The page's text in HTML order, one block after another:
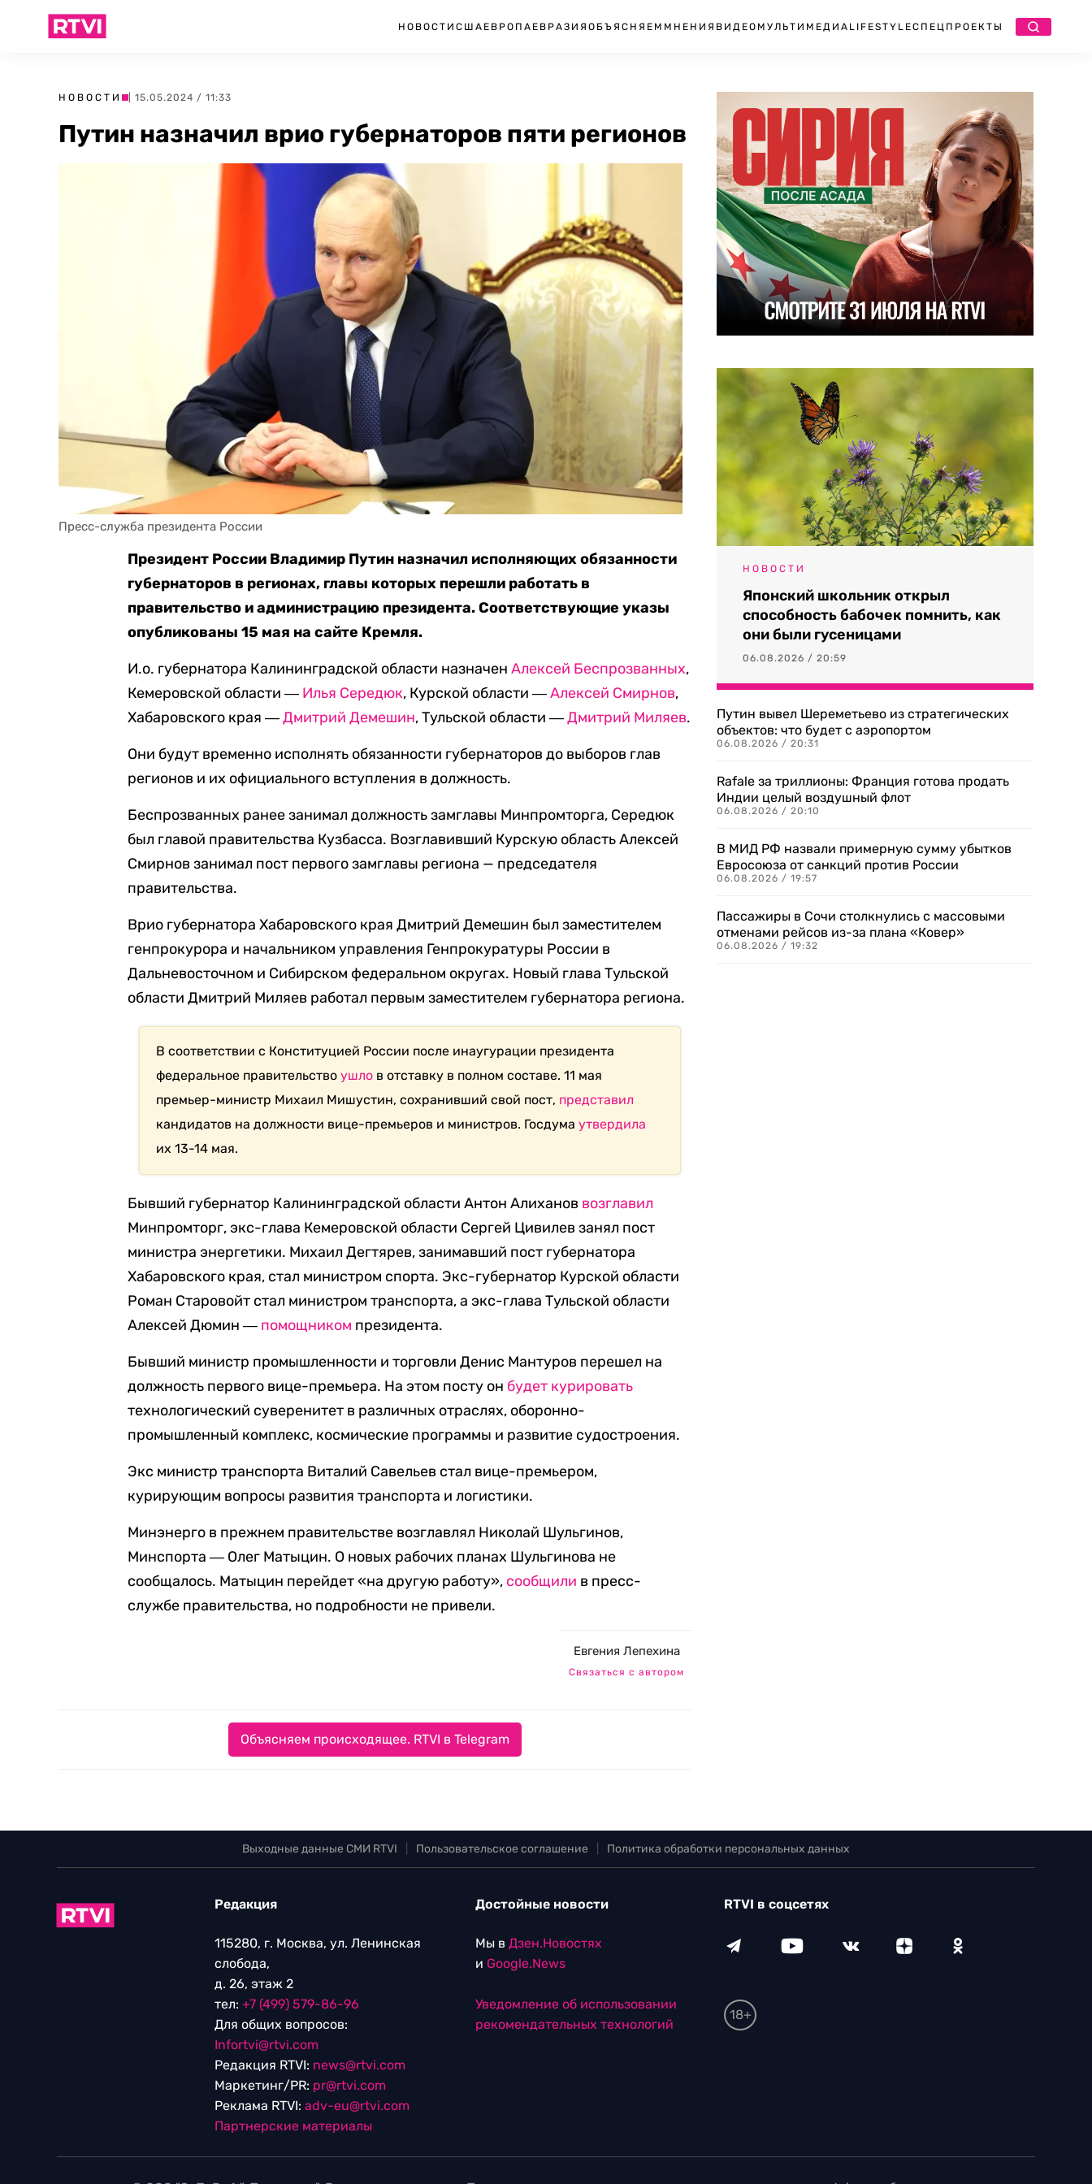
НОВОСТИ США ЕВРОПА ЕВРАЗИЯ ОБЪЯСНЯЕМ МНЕНИЯ ВИДЕО МУЛЬТИМЕДИА LIFESTYLEСПЕЦПРОЕКТЫ
НОВОСТИ | 15.05.2024 / 11:33
Путин назначил врио губернаторов пяти регионов
Пресс-служба президента России
Президент России Владимир Путин назначил исполняющих обязанности
губернаторов в регионах, главы которых перешли работать в
правительство и администрацию президента. Соответствующие указы
опубликованы 15 мая на сайте Кремля.
И.о. губернатора Калининградской области назначенАлексей Беспрозванных,
Кемеровской области ― Илья Середюк, Курской области ―Алексей Смирнов,
Хабаровского края ―Дмитрий Демешин, Тульской области ―Дмитрий Миляев.
Они будут временно исполнять обязанности губернаторов до выборов глав
регионов и их официального вступления в должность.
Беспрозванных ранее занимал должность замглавы Минпромторга, Середюк
был главой правительства Кузбасса. Возглавивший Курскую область Алексей
Смирнов занимал пост первого замглавы региона — председателя
правительства.
Врио губернатора Хабаровского края Дмитрий Демешин был заместителем
генпрокурора и начальником управления Генпрокуратуры России в
Дальневосточном и Сибирском федеральном округах. Новый глава Тульской
области Дмитрий Миляев работал первым заместителем губернатора региона.
В соответствии с Конституцией России после инаугурации президента
федеральное правительствоушло в отставку в полном составе. 11 мая
премьер-министр Михаил Мишустин, сохранивший свой пост, представил
кандидатов на должности вице-премьеров и министров. Госдумаутвердила
их 13-14 мая.
Бывший губернатор Калининградской области Антон Алиханов возглавил
Минпромторг, экс-глава Кемеровской области Сергей Цивилев занял пост
министра энергетики. Михаил Дегтярев, занимавший пост губернатора
Хабаровского края, стал министром спорта. Экс-губернатор Курской области
Роман Старовойт стал министром транспорта, а экс-глава Тульской области
Алексей Дюмин ― помощником президента.
Бывший министр промышленности и торговли Денис Мантуров перешел на
должность первого вице-премьера. На этом посту он будет курировать
технологический суверенитет в различных отраслях, оборонно-
промышленный комплекс, космические программы и развитие судостроения.
Экс министр транспорта Виталий Савельев стал вице-премьером,
курирующим вопросы развития транспорта и логистики.
Минэнерго в прежнем правительстве возглавлял Николай Шульгинов,
Минспорта ― Олег Матыцин. О новых рабочих планах Шульгинова не
сообщалось. Матыцин перейдет «на другую работу», сообщили в пресс-
службе правительства, но подробности не привели.
Евгения Лепехина
Связаться с автором
Объясняем происходящее. RTVI в Telegram
НОВОСТИ
Японский школьник открыл
способность бабочек помнить, как
они были гусеницами
06.08.2026 / 20:59
Путин вывел Шереметьево из стратегических
объектов: что будет с аэропортом
06.08.2026 / 20:31
Rafale за триллионы: Франция готова продать
Индии целый воздушный флот
06.08.2026 / 20:10
В МИД РФ назвали примерную сумму убытков
Евросоюза от санкций против России
06.08.2026 / 19:57
Пассажиры в Сочи столкнулись с массовыми
отменами рейсов из-за плана «Ковер»
06.08.2026 / 19:32
Выходные данные СМИ RTVI Пользовательское соглашение Политика обработки персональных данных
Редакция
115280, г. Москва, ул. Ленинская
слобода,
д. 26, этаж 2
тел: +7 (499) 579-86-96
Для общих вопросов:
Infortvi@rtvi.com
Редакция RTVI: news@rtvi.com
Маркетинг/PR: pr@rtvi.com
Реклама RTVI: adv-eu@rtvi.com
Партнерские материалы
Достойные новости
Мы в Дзен.Новостях
и Google.News
Уведомление об использовании
рекомендательных технологий
RTVI в соцсетях
18+